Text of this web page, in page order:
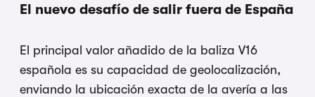
El nuevo desafío de salir fuera de España
El principal valor añadido de la baliza V16
española es su capacidad de geolocalización,
enviando la ubicación exacta de la avería a las